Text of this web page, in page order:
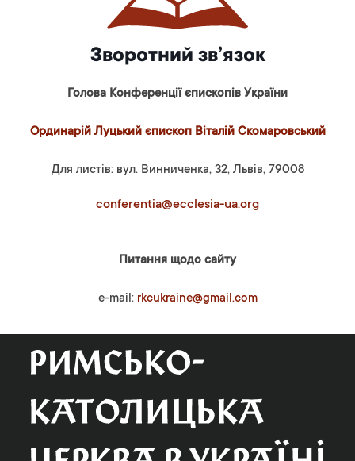
Зворотний зв’язок
Голова Конференції єпископів України
Ординарій Луцький єпископ Віталій Скомаровський
Для листів: вул. Винниченка, 32, Львів, 79008
conferentia@ecclesia-ua.org
Питання щодо сайту
e-mail: rkcukraine@gmail.com